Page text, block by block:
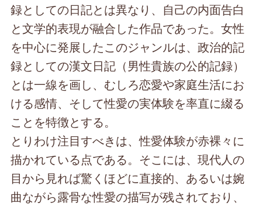
録としての日記とは異なり、自己の内面告白
と文学的表現が融合した作品であった。女性
を中心に発展したこのジャンルは、政治的記
録としての漢文日記（男性貴族の公的記録）
とは一線を画し、むしろ恋愛や家庭生活にお
ける感情、そして性愛の実体験を率直に綴る
ことを特徴とする。
とりわけ注目すべきは、性愛体験が赤裸々に
描かれている点である。そこには、現代人の
目から見れば驚くほどに直接的、あるいは婉
曲ながら露骨な性愛の描写が残されており、